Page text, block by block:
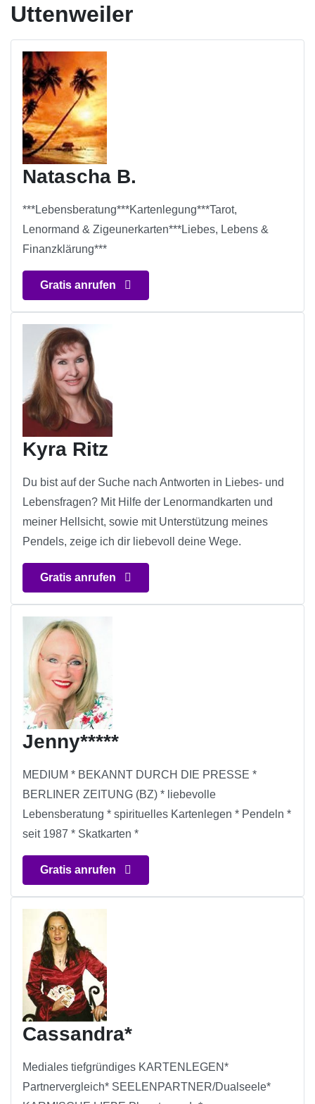
Uttenweiler
Natascha B.
***Lebensberatung***Kartenlegung***Tarot,
Lenormand & Zigeunerkarten***Liebes, Lebens &
Finanzklärung***
Gratis anrufen
Kyra Ritz
Du bist auf der Suche nach Antworten in Liebes- und
Lebensfragen? Mit Hilfe der Lenormandkarten und
meiner Hellsicht, sowie mit Unterstützung meines
Pendels, zeige ich dir liebevoll deine Wege.
Gratis anrufen
Jenny*****
MEDIUM * BEKANNT DURCH DIE PRESSE *
BERLINER ZEITUNG (BZ) * liebevolle
Lebensberatung * spirituelles Kartenlegen * Pendeln *
seit 1987 * Skatkarten *
Gratis anrufen
Cassandra*
Mediales tiefgründiges KARTENLEGEN*
Partnervergleich* SEELENPARTNER/Dualseele*